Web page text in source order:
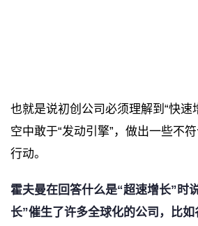
也就是说初创公司必须理解到“快速
空中敢于“发动引擎”，做出一些不
行动。
霍夫曼在回答什么是“超速增长”时
长”催生了许多全球化的公司，比